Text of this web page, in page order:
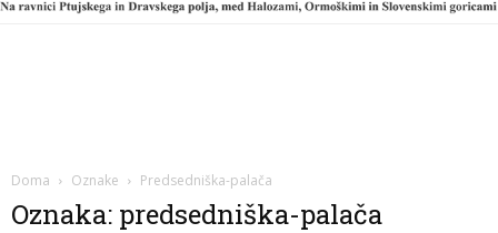
Doma Oznake Predsedniška-palača
Oznaka: predsedniška-palača